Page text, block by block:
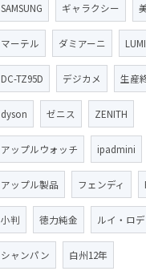
SAMSUNG ギャラクシー
マーテル ダミアーニ
DC-TZ95D デジカメ 生産
dyson ゼニス ZENITH
アップルウォッチ ipadmini
アップル製品 フェンディ
小判 徳力純金 ルイ・ロ
シャンパン 白州12年